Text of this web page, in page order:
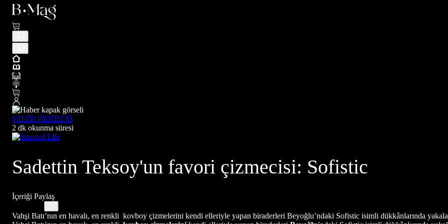
ŞEHİR REHBERİ
2 dk okunma süresi
Sadettin Teksoy'un favori çizmecisi: Sofistic
İçeriği Paylaş
Vahşi Batı’nın en havalı, en renkli kovboy çizmelerini kendi elleriyle yapan biraderleri Beyoğlu’ndaki Sofistic isimli dükkânlarında